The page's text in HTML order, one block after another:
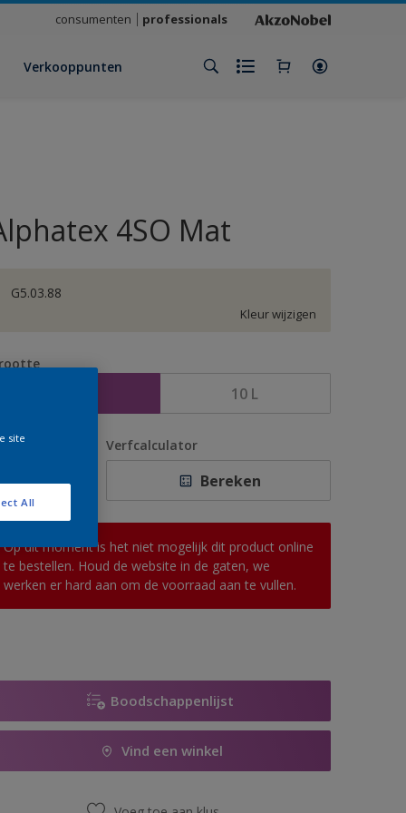
consumenten professionals
Verkooppunten
4SO Mat
G5.03.88
Kleur wijzigen
10 L
Verfcalculator
Bereken
Op dit moment is het niet mogelijk dit product online
te bestellen. Houd de website in de gaten, we
werken er hard aan om de voorraad aan te vullen.
Boodschappenlijst
Vind een winkel
site
All